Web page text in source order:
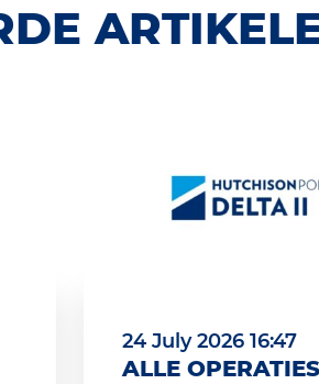
24 July 2026 16:47
ALLE OPERATIES